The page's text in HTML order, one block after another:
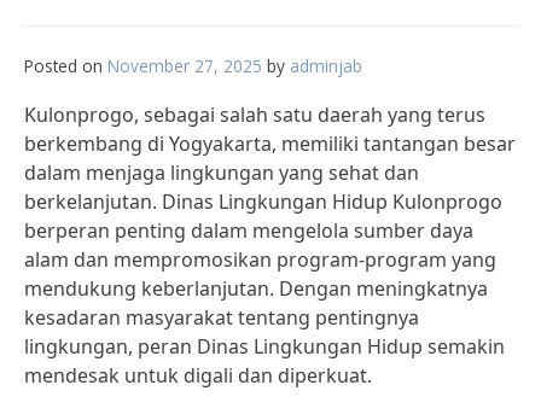
Posted on November 27, 2025 by adminjab
Kulonprogo, sebagai salah satu daerah yang terus
berkembang di Yogyakarta, memiliki tantangan besar
dalam menjaga lingkungan yang sehat dan
berkelanjutan. Dinas Lingkungan Hidup Kulonprogo
berperan penting dalam mengelola sumber daya
alam dan mempromosikan program-program yang
mendukung keberlanjutan. Dengan meningkatnya
kesadaran masyarakat tentang pentingnya
lingkungan, peran Dinas Lingkungan Hidup semakin
mendesak untuk digali dan diperkuat.